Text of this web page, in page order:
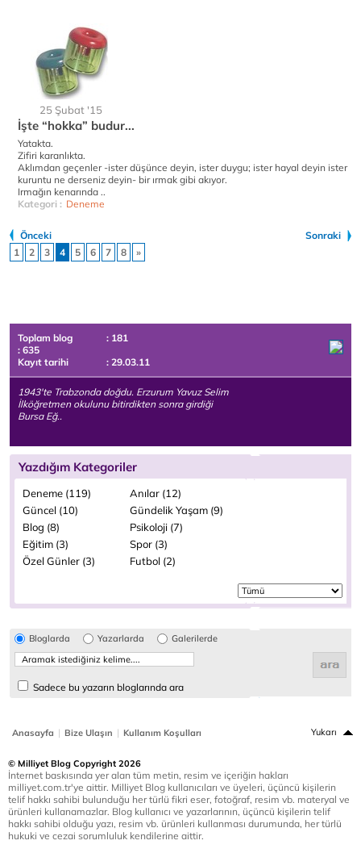
25 Şubat '15
İşte “hokka” budur...
Yatakta.
Zifiri karanlıkta.
Aklımdan geçenler -ister düşünce deyin, ister duygu; ister hayal deyin ister
kuruntu ne derseniz deyin- bir ırmak gibi akıyor.
Irmağın kenarında ..
Kategori : Deneme
Önceki
Sonraki
1
2 3 4 5 6 7 8 »
Toplam blog
: 181
: 635
Kayıt tarihi
: 29.03.11
1943'te Trabzonda doğdu. Erzurum Yavuz Selim
İlköğretmen okulunu bitirdikten sonra girdiği
Bursa Eğ..
Yazdığım Kategoriler
Deneme (119)
Anılar (12)
Güncel (10)
Gündelik Yaşam (9)
Blog (8)
Psikoloji (7)
Eğitim (3)
Spor (3)
Özel Günler (3)
Futbol (2)
Bloglarda Yazarlarda Galerilerde
Sadece bu yazarın bloglarında ara
Anasayfa | Bize Ulaşın | Kullanım Koşulları Yukarı
© Milliyet Blog Copyright 2026
İnternet baskısında yer alan tüm metin, resim ve içeriğin hakları
milliyet.com.tr'ye aittir. Milliyet Blog kullanıcıları ve üyeleri, üçüncü kişilerin
telif hakkı sahibi bulunduğu her türlü fikri eser, fotoğraf, resim vb. materyal ve
ürünleri kullanamazlar. Blog kullanıcı ve yazarlarının, üçüncü kişilerin telif
hakkı sahibi olduğu yazı, resim vb. ürünleri kullanması durumunda, her türlü
hukuki ve cezai sorumluluk kendilerine aittir.